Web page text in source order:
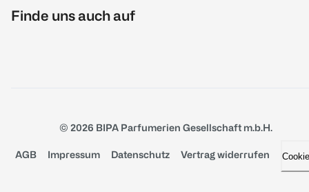
Finde uns auch auf
© 2026 BIPA Parfumerien Gesellschaft m.b.H.
AGB Impressum Datenschutz Vertrag widerrufen